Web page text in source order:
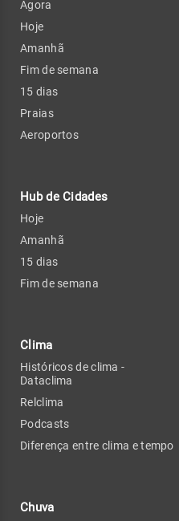
Agora
Hoje
Amanhã
Fim de semana
15 dias
Praias
Aeroportos
Hub de Cidades
Hoje
Amanhã
15 dias
Fim de semana
Clima
Históricos de clima -
Dataclima
Relclima
Podcasts
Diferença entre clima e tempo
Chuva